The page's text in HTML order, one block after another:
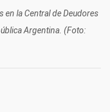
en la Central de Deudores
Argentina. (Foto: